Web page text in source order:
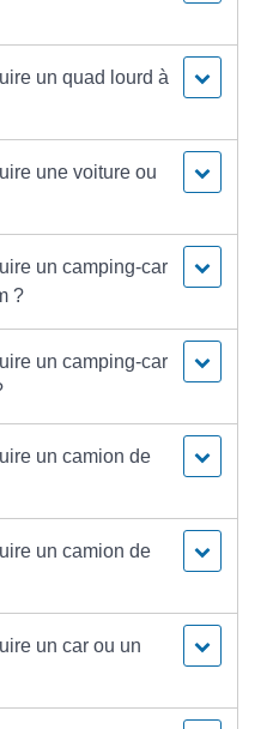
un quad lourd à
une voiture ou
un camping-car
?
un camping-car
un camion de
un camion de
un car ou un